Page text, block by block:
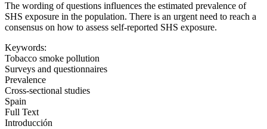
The wording of questions influences the estimated prevalence of
SHS exposure in the population. There is an urgent need to reach a
consensus on how to assess self-reported SHS exposure.
Keywords:
Tobacco smoke pollution
Surveys and questionnaires
Prevalence
Cross-sectional studies
Spain
Full Text
Introducción